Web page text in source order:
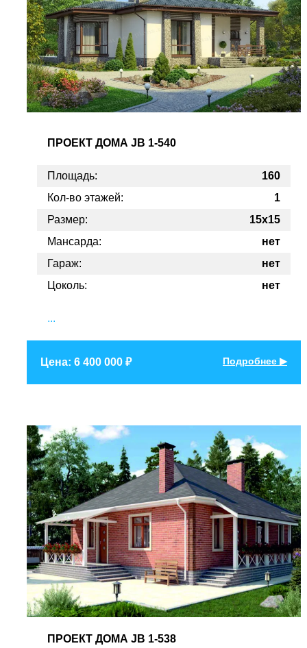
ПРОЕКТ ДОМА JB 1-540
Площадь:
160
Кол-во этажей:
1
Размер:
15x15
Мансарда:
нет
Гараж:
нет
Цоколь:
нет
...
Цена: 6 400 000 ₽ Подробнее ▶
ПРОЕКТ ДОМА JB 1-538